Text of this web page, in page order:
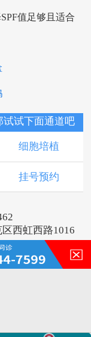
值足够且适合
试试下面通道吧
细胞培植
挂号预约
西虹西路1016
肤病医院
诊断及医疗依
如有转载或引
联系。